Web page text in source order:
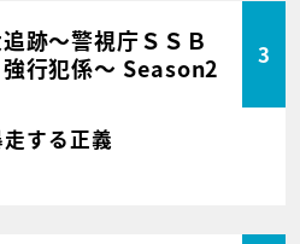
跡～警視庁ＳＳＢ
強行犯係～ Season2
3
する正義